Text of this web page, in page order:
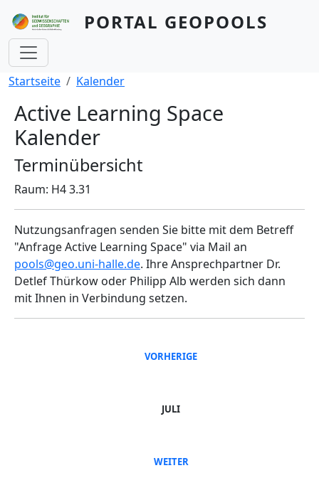
PORTAL GEOPOOLS
Pfadnavigation
Startseite Kalender
Active Learning Space
Kalender
Terminübersicht
Raum: H4 3.31
Nutzungsanfragen senden Sie bitte mit dem Betreff
"Anfrage Active Learning Space" via Mail an
pools@geo.uni-halle.de. Ihre Ansprechpartner Dr.
Detlef Thürkow oder Philipp Alb werden sich dann
mit Ihnen in Verbindung setzen.
VORHERIGE
JULI
WEITER